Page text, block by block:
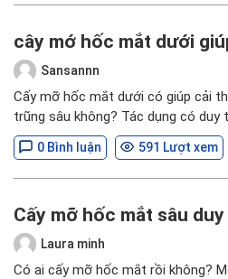
cây mớ hốc mắt dưới
Sansannn
Cấy mỡ hốc mắt dưới có giúp cải
trũng sâu không? Tác dụng có duy
0 Bình luận 591 Lượt xem
Cấy mỡ hốc mắt sâu
Laura minh
Có ai cấy mỡ hốc mắt rồi không?